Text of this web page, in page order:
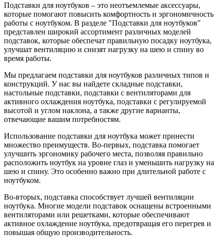
Подставки для ноутбуков – это неотъемлемые аксессуары,
которые помогают повысить комфортность и эргономичность
работы с ноутбуком. В разделе "Подставки для ноутбуков"
представлен широкий ассортимент различных моделей
подставок, которые обеспечат правильную посадку ноутбука,
улучшат вентиляцию и снизят нагрузку на шею и спину во
время работы.
Мы предлагаем подставки для ноутбуков различных типов и
конструкций. У нас вы найдете складные подставки,
настольные подставки, подставки с вентиляторами для
активного охлаждения ноутбука, подставки с регулируемой
высотой и углом наклона, а также другие варианты,
отвечающие вашим потребностям.
Использование подставки для ноутбука может принести
множество преимуществ. Во-первых, подставка помогает
улучшить эргономику рабочего места, позволяя правильно
расположить ноутбук на уровне глаз и уменьшить нагрузку на
шею и спину. Это особенно важно при длительной работе с
ноутбуком.
Во-вторых, подставка способствует лучшей вентиляции
ноутбука. Многие модели подставок оснащены встроенными
вентиляторами или решетками, которые обеспечивают
активное охлаждение ноутбука, предотвращая его перегрев и
повышая общую производительность.